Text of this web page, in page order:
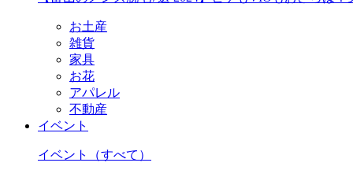
お土産
雑貨
家具
お花
アパレル
不動産
イベント
イベント （すべて）